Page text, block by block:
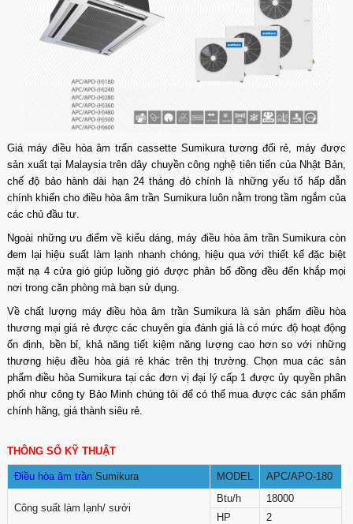
Giá máy điều hòa âm trẩn cassette Sumikura tương đối rẻ, máy được
sản xuất tại Malaysia trên dây chuyền công nghệ tiên tiến của Nhật Bản,
chế độ bảo hành dài hạn 24 tháng đó chính là những yếu tố hấp dẫn
chính khiến cho điều hòa âm trần Sumikura luôn nằm trong tầm ngắm của
các chủ đầu tư.
Ngoài những ưu điểm về kiểu dáng, máy điều hòa âm trần Sumikura còn
đem lại hiệu suất làm lạnh nhanh chóng, hiệu qua với thiết kế đặc biệt
mặt nạ 4 cửa gió giúp luồng gió được phân bổ đồng đều đến khắp mọi
nơi trong căn phòng mà bạn sử dụng.
Về chất lượng máy điều hòa âm trần Sumikura là sản phẩm điều hòa
thương mại giá rẻ được các chuyên gia đánh giá là có mức độ hoạt động
ổn định, bền bỉ, khả năng tiết kiệm năng lượng cao hơn so với những
thương hiệu điều hòa giá rẻ khác trên thị trường. Chọn mua các sản
phẩmđiều hòa Sumikura tại các đơn vị đại lý cấp 1 được ủy quyền phân
phối như công ty Bảo Minh chúng tôi để có thể mua được các sản phẩm
chính hãng, giá thành siêu rẻ.
THÔNG SỐ KỸ THUẬT
Điều hòa âm trần Sumikura MODEL APC/APO-180
Công suất làm lạnh/ sưởi
Btu/h
18000
HP
2